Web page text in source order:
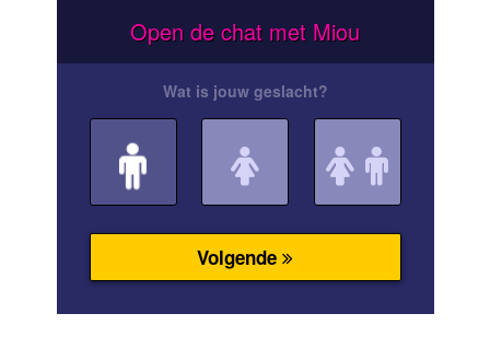
Open de chat met Miou
Wat is jouw geslacht?
Volgende